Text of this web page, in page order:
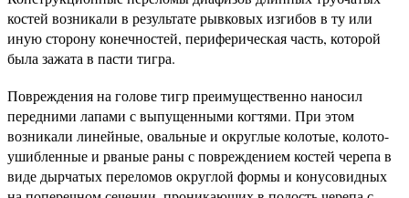
костей возникали в результате рывковых изгибов в ту или
иную сторону конечностей, периферическая часть, которой
была зажата в пасти тигра.
Повреждения на голове тигр преимущественно наносил
передними лапами с выпущенными когтями. При этом
возникали линейные, овальные и округлые колотые, колото-
ушибленные и рваные раны с повреждением костей черепа в
виде дырчатых переломов округлой формы и конусовидных